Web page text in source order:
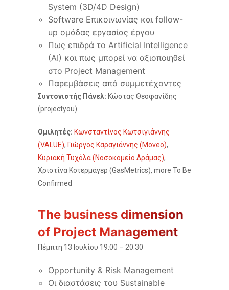
System (3D/4D Design)
Software Επικοινωνίας και follow-
up ομάδας εργασίας έργου
Πως επιδρά το Artificial Intelligence
(AI) και πως μπορεί να αξιοποιηθεί
στο Project Management
Παρεμβάσεις από συμμετέχοντες
Συντονιστής Πάνελ: Κώστας Θεοφανίδης
(projectyou)
Ομιλητές: Κωνσταντίνος Κωτσιγιάννης
(VALUE), Γιώργος Καραγιάννης (Moveo),
Κυριακή Τυχόλα (Νοσοκομείο Δράμας),
Χριστίνα Κοτερμάγερ (GasMetrics), more To Be
Confirmed
The business dimension
of Project Management
Πέμπτη 13 Ιουλίου 19:00 – 20:30
Opportunity & Risk Management
Οι διαστάσεις του Sustainable